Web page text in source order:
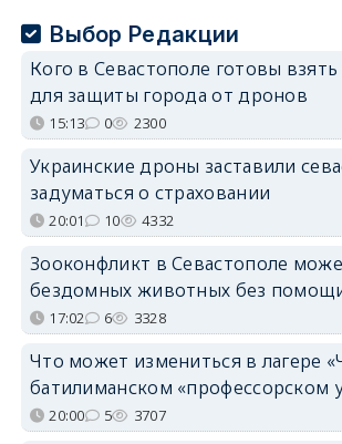
Выбор Редакции
Кого в Севастополе готовы
для защиты города от дронов
15:13 0 2300
Украинские дроны заставили
задуматься о страховании
20:01 10 4332
Зооконфликт в Севастополе
бездомных животных без
17:02 6 3328
Что может измениться в лагере
батилиманском «профессорском
20:00 5 3707